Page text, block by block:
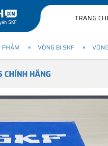
TRANG
PHẨM VÒNG BI SKF
CHÍNH HÃNG